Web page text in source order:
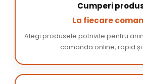
Cumperi
La fiecare
Alegi produsele potrivite pentru
comanda online, rapid și